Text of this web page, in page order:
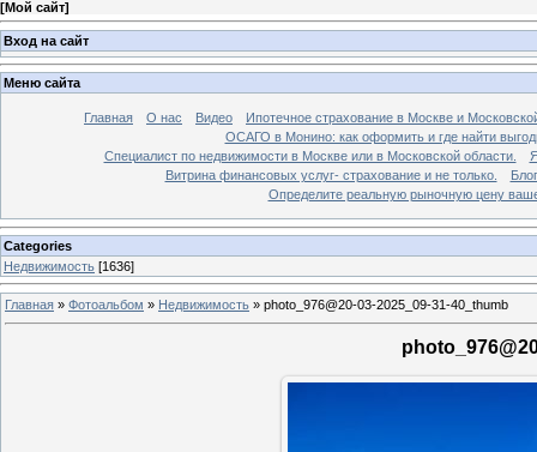
[Мой сайт]
Вход на сайт
Меню сайта
Главная О нас Видео
Ипотечное страхование в Москве и
ОСАГО в Монино: как оформить и где найти
Специалист по недвижимости в Москве или в Московской области.
Витрина финансовых услуг- страхование и не только.
Блог
Определите реальную рыночную цену
Categories
Недвижимость [1636]
Главная » Фотоальбом » Недвижимость » photo_976@20-03-2025_09-31-40_thumb